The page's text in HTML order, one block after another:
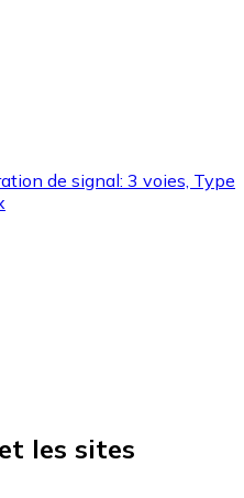
de signal: 3 voies, Type
les sites